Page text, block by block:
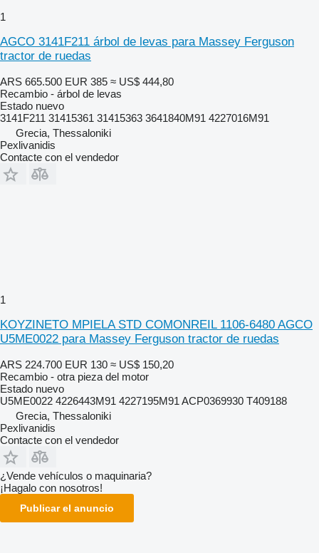
1
AGCO 3141F211 árbol de levas para Massey Ferguson
tractor de ruedas
ARS 665.500 EUR 385 ≈ US$ 444,80
Recambio - árbol de levas
Estado nuevo
3141F211 31415361 31415363 3641840M91 4227016M91
Grecia, Thessaloniki
Pexlivanidis
Contacte con el vendedor
1
KOYZINETO MPIELA STD COMONREIL 1106-6480 AGCO
U5ME0022 para Massey Ferguson tractor de ruedas
ARS 224.700 EUR 130 ≈ US$ 150,20
Recambio - otra pieza del motor
Estado nuevo
U5ME0022 4226443M91 4227195M91 ACP0369930 T409188
Grecia, Thessaloniki
Pexlivanidis
Contacte con el vendedor
¿Vende vehículos o maquinaria?
¡Hagalo con nosotros!
Publicar el anuncio